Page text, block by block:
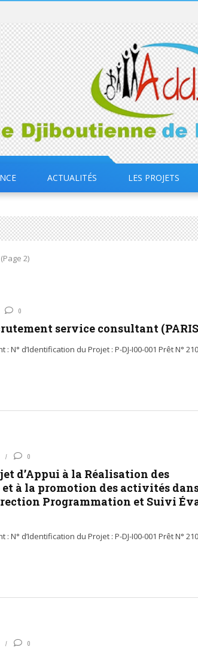
ACTUALITÉS LES PROJETS
(Page 2)
0
service consultant
d’Identification du Projet : P-DJ-I00-001 Prêt N°
0
d’Appui à la Réalisation des
à la promotion des activités
Programmation et Suivi
d’Identification du Projet : P-DJ-I00-001 Prêt N°
0